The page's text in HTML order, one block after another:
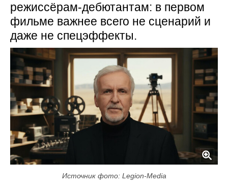
режиссёрам-дебютантам: в первом
фильме важнее всего не сценарий и
даже не спецэффекты.
Источник фото: Legion-Media